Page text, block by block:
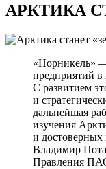
АРКТИКА
«Норникель»
предприятий в
С развитием
и
дальнейшая
изучения
и
Владимир
Правления